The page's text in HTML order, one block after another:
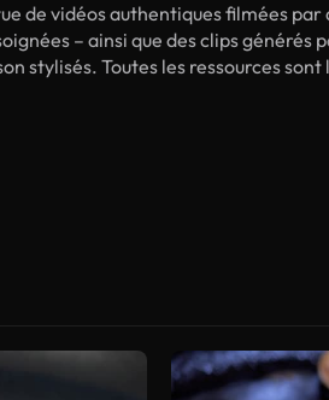
de vidéos authentiques filmées
– ainsi que des clips générés
stylisés. Toutes les ressources